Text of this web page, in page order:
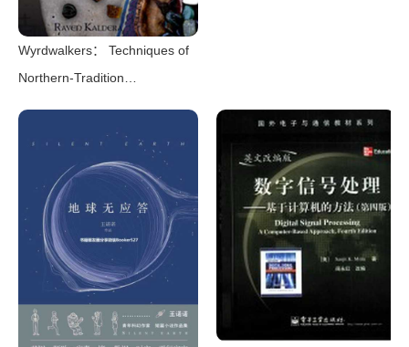
Wyrdwalkers： Techniques of
Northern-Tradition
Kaldera）（2013）